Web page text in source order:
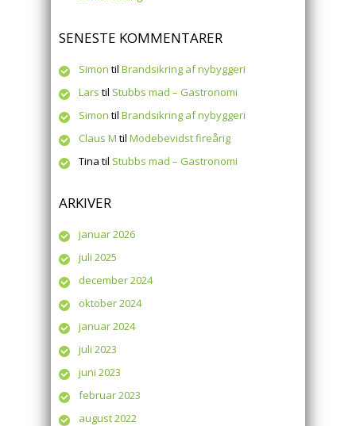
SENESTE KOMMENTARER
Simon til Brandsikring af nybyggeri
Lars til Stubbs mad – Gastronomi
Simon til Brandsikring af nybyggeri
Claus M til Modebevidst fireårig
Tina til Stubbs mad – Gastronomi
ARKIVER
januar 2026
juli 2025
december 2024
oktober 2024
januar 2024
juli 2023
juni 2023
februar 2023
august 2022